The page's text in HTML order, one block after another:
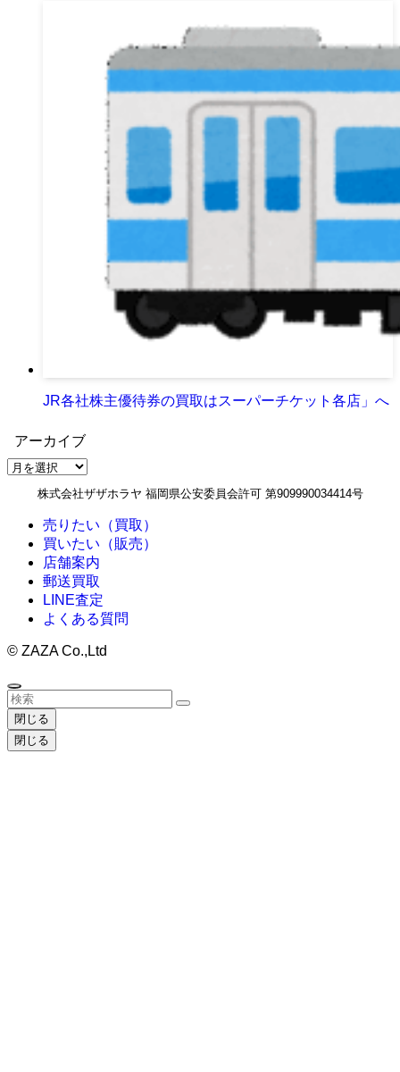
JR各社株主優待券の買取はスーパーチケット各店」へ
アーカイブ
ア
株式会社ザザホラヤ 福岡県公安委員会許可 第909990034414号
売りたい（買取）
買いたい（販売）
店舗案内
郵送買取
LINE査定
よくある質問
© ZAZA Co.,Ltd
閉じる
閉じる